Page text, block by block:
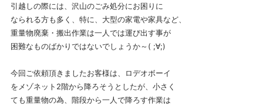
引越しの際には、沢山のごみ処分にお困りに
なられる方も多く、特に、大型の家電や家具など、
重量物廃棄・搬出作業は一人では運び出す事が
困難なものばかりではないでしょうか～( ;∀;)
今回ご依頼頂きましたお客様は、ロデオボーイ
をメゾネット2階から降ろそうとしたが、小さく
ても重量物の為、階段から一人で降ろす作業は